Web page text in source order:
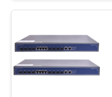
PRIVACY
POLICY